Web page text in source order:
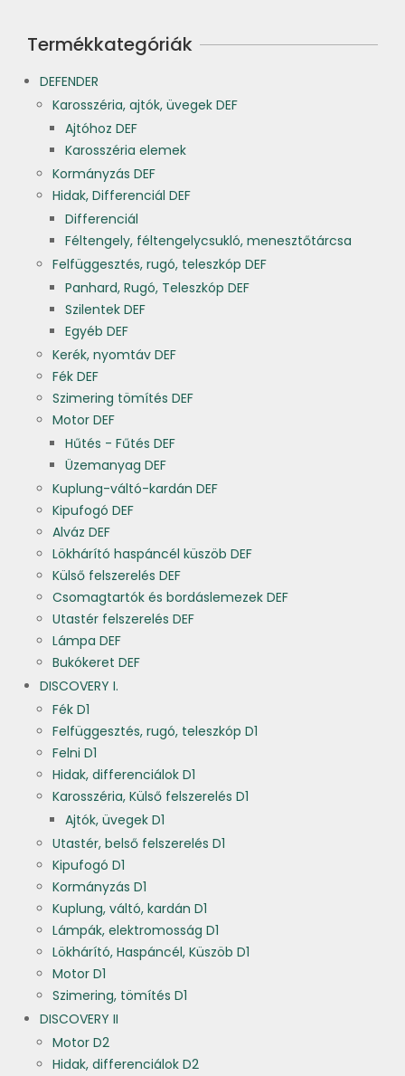
Termékkategóriák
DEFENDER
Karosszéria, ajtók, üvegek DEF
Ajtóhoz DEF
Karosszéria elemek
Kormányzás DEF
Hidak, Differenciál DEF
Differenciál
Féltengely, féltengelycsukló, menesztőtárcsa
Felfüggesztés, rugó, teleszkóp DEF
Panhard, Rugó, Teleszkóp DEF
Szilentek DEF
Egyéb DEF
Kerék, nyomtáv DEF
Fék DEF
Szimering tömítés DEF
Motor DEF
Hűtés - Fűtés DEF
Üzemanyag DEF
Kuplung-váltó-kardán DEF
Kipufogó DEF
Alváz DEF
Lökhárító haspáncél küszöb DEF
Külső felszerelés DEF
Csomagtartók és bordáslemezek DEF
Utastér felszerelés DEF
Lámpa DEF
Bukókeret DEF
DISCOVERY I.
Fék D1
Felfüggesztés, rugó, teleszkóp D1
Felni D1
Hidak, differenciálok D1
Karosszéria, Külső felszerelés D1
Ajtók, üvegek D1
Utastér, belső felszerelés D1
Kipufogó D1
Kormányzás D1
Kuplung, váltó, kardán D1
Lámpák, elektromosság D1
Lökhárító, Haspáncél, Küszöb D1
Motor D1
Szimering, tömítés D1
DISCOVERY II
Motor D2
Hidak, differenciálok D2